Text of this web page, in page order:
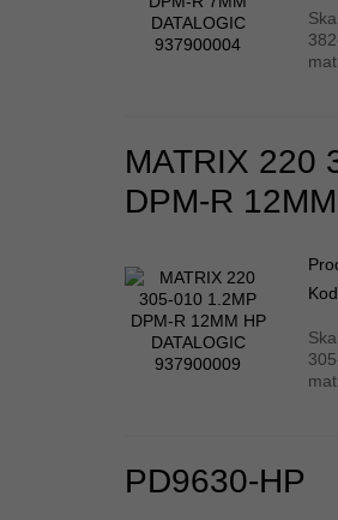
MATRIX 220
DPM-R
PD9630-HP